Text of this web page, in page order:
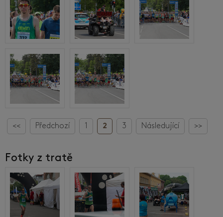
<< Předchozí 1 2 3 Následující >>
Fotky z tratě